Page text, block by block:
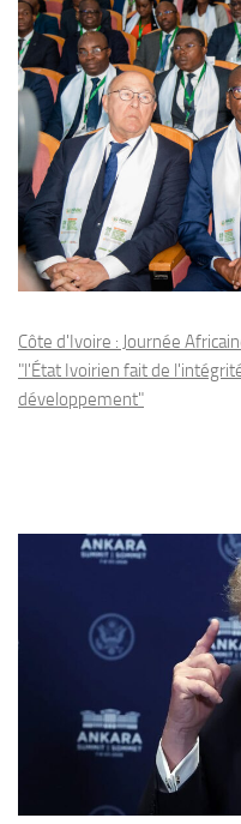
Côte d'Ivoire : Journée
"l'État Ivoirien fait de
développement"